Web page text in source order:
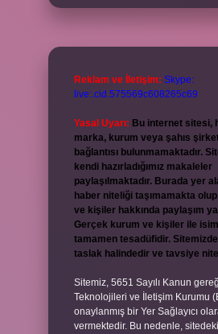
Reklam ve İletişim: Skype:
live:.cid.575569c608265c69
Yasal Uyarı: Bu internet sitesi,
marka, kurum veya şahıs
bağlantısı bulunmamaktadır.
kendi hazırladığımız makaleler
paylaşılmaktadır. Burada yer
haber niteliği taşımamakta
ve kişiler hakkında paylaşım
Gerçek kurum ve kişiler ile
tamamen tesadüfidir.
taslak halindedir ve tavsiye
Sitemiz, 5651 Sayılı Kanun
Teknolojileri ve İletişim Kurumu
onaylanmış bir Yer Sağlayıcı
vermektedir. Bu nedenle,